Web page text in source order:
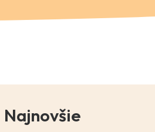
Najnovšie